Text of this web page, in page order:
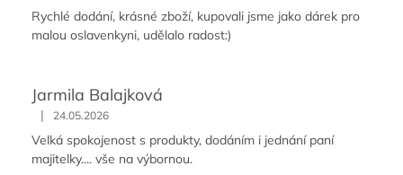
Rychlé dodání, krásné zboží, kupovali jsme jako dárek pro
malou oslavenkyni, udělalo radost:)
Jarmila Balajková
| 24.05.2026
Velká spokojenost s produkty, dodáním i jednání paní
majitelky.... vše na výbornou.